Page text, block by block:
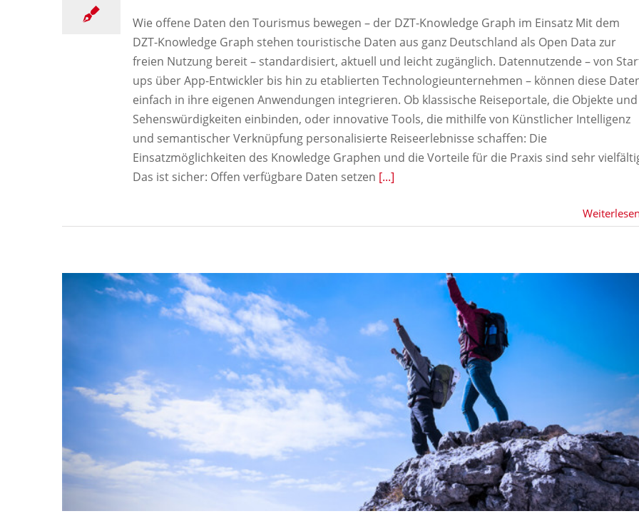
Wie offene Daten den Tourismus bewegen – der DZT-Knowledge Graph im Einsatz Mit dem
DZT-Knowledge Graph stehen touristische Daten aus ganz Deutschland als Open Data zur
freien Nutzung bereit – standardisiert, aktuell und leicht zugänglich. Datennutzende – von
ups über App-Entwickler bis hin zu etablierten Technologieunternehmen – können diese
einfach in ihre eigenen Anwendungen integrieren. Ob klassische Reiseportale, die Objekte und
Sehenswürdigkeiten einbinden, oder innovative Tools, die mithilfe von Künstlicher Intelligenz
und semantischer Verknüpfung personalisierte Reiseerlebnisse schaffen: Die
Einsatzmöglichkeiten des Knowledge Graphen und die Vorteile für die Praxis sind sehr
Das ist sicher: Offen verfügbare Daten setzen [...]